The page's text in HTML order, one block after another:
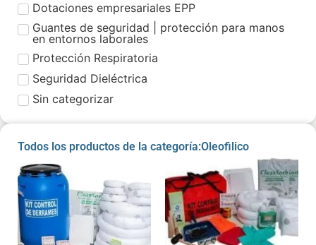
Dotaciones empresariales EPP
Guantes de seguridad | protección para manos
en entornos laborales
Protección Respiratoria
Seguridad Dieléctrica
Sin categorizar
Todos los productos de la categoría:Oleofilico